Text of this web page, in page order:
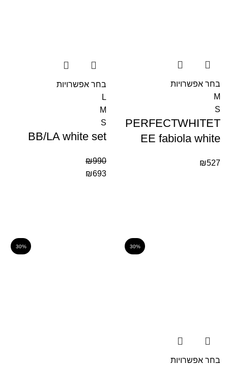
בחר אפשרויות
M
S
PERFECTWHITET
EE fabiola white
₪527
בחר אפשרויות
L
M
S
BB/LA white set
₪990
₪693
30%
בחר אפשרויות
30%